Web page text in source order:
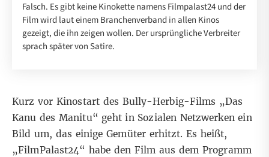
Falsch. Es gibt keine Kinokette namens Filmpalast24 und der
Film wird laut einem Branchenverband in allen Kinos
gezeigt, die ihn zeigen wollen. Der ursprüngliche Verbreiter
sprach später von Satire.
Kurz vor Kinostart des Bully-Herbig-Films „Das
Kanu des Manitu“ geht in Sozialen Netzwerken ein
Bild um, das einige Gemüter erhitzt. Es heißt,
„FilmPalast24“ habe den Film aus dem Programm